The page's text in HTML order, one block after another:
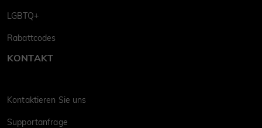
LGBTQ+
Rabattcodes
KONTAKT
Kontaktieren Sie uns
Supportanfrage